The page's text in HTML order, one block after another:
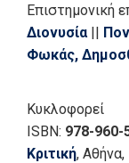
Επιστημονική
Διονυσία ||
Φωκάς,
Κυκλοφορεί
ISBN: 978-960-
Κριτική, Αθήνα,